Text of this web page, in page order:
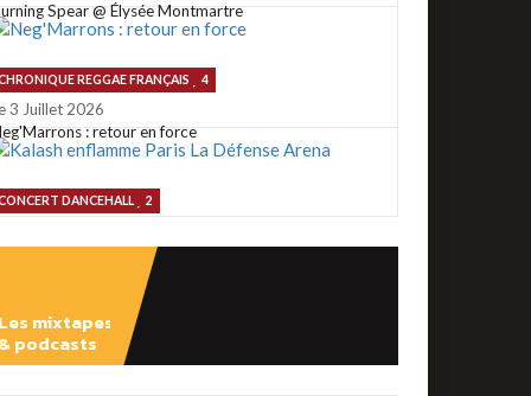
Spear @ Élysée Montmartre
REGGAE FRANÇAIS 4
3 Juillet 2026
: retour en force
DANCEHALL 2
enflamme Paris La Défense Arena
Du reggae @ Rio Loco 2026
Les mixtapes
& podcasts